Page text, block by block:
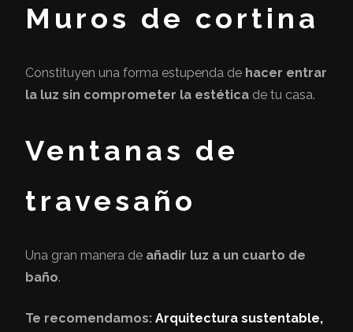
Muros de cortina
Constituyen una forma estupenda de hacer entrar
la luz sin comprometer la estética de tu casa.
Ventanas de
travesaño
Una gran manera de añadir luz a un cuarto de
baño.
Te recomendamos: Arquitectura sustentable,